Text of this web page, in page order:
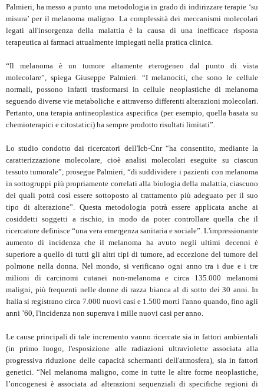
Palmieri, ha messo a punto una metodologia in grado di indirizzare terapie ‘su
misura’ per il melanoma maligno. La complessità dei meccanismi molecolari
legati all'insorgenza della malattia è la causa di una inefficace risposta
terapeutica ai farmaci attualmente impiegati nella pratica clinica.
“Il melanoma è un tumore altamente eterogeneo dal punto di vista
molecolare”, spiega Giuseppe Palmieri. “I melanociti, che sono le cellule
normali, possono infatti trasformarsi in cellule neoplastiche di melanoma
seguendo diverse vie metaboliche e attraverso differenti alterazioni molecolari.
Pertanto, una terapia antineoplastica aspecifica (per esempio, quella basata su
chemioterapici e citostatici) ha sempre prodotto risultati limitati”.
Lo studio condotto dai ricercatori dell'Icb-Cnr “ha consentito, mediante la
caratterizzazione molecolare, cioè analisi molecolari eseguite su ciascun
tessuto tumorale”, prosegue Palmieri, “di suddividere i pazienti con melanoma
in sottogruppi più propriamente correlati alla biologia della malattia, ciascuno
dei quali potrà così essere sottoposto al trattamento più adeguato per il suo
tipo di alterazione”. Questa metodologia potrà essere applicata anche ai
cosiddetti soggetti a rischio, in modo da poter controllare quella che il
ricercatore definisce “una vera emergenza sanitaria e sociale”. L'impressionante
aumento di incidenza che il melanoma ha avuto negli ultimi decenni è
superiore a quello di tutti gli altri tipi di tumore, ad eccezione del tumore del
polmone nella donna. Nel mondo, si verificano ogni anno tra i due e i tre
milioni di carcinomi cutanei non-melanoma e circa 135.000 melanomi
maligni, più frequenti nelle donne di razza bianca al di sotto dei 30 anni. In
Italia si registrano circa 7.000 nuovi casi e 1.500 morti l'anno quando, fino agli
anni ’60, l'incidenza non superava i mille nuovi casi per anno.
Le cause principali di tale incremento vanno ricercate sia in fattori ambientali
(in primo luogo, l'esposizione alle radiazioni ultraviolette associata alla
progressiva riduzione delle capacità schermanti dell'atmosfera), sia in fattori
genetici. “Nel melanoma maligno, come in tutte le altre forme neoplastiche,
l’oncogenesi è associata ad alterazioni sequenziali di specifiche regioni di